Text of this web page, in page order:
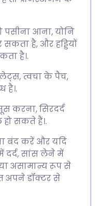
पसीना आना, योनि
है, और हड्डियों
है।.
त्वचा के पैच,
है।.
करना, सिरदर्द
सकते हैं।.
बंद करें और यदि
सांस लेने में
असामान्य रूप से
अपने डॉक्टर से